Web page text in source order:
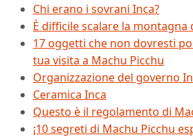
Chi erano i sovrani Inca?
È difficile scalare la montagna
17 oggetti che non dovresti
tua visita a Machu Picchu
Organizzazione del governo
Ceramica Inca
Questo è il regolamento di
¡10 segreti di Machu Picchu